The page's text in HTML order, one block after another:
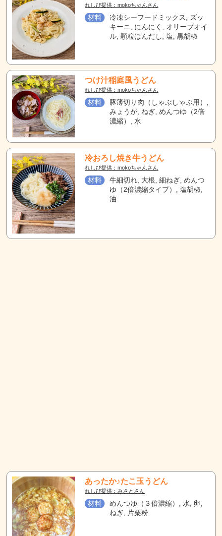
れしぴ提供：mokoちゃんさん
材料
冷凍シーフードミックス, ズッ
キーニ, にんにく, オリーブオイ
ル, 顆粒ほんだし, 塩, 黒胡椒
つけ汁稲庭風うどん
れしぴ提供：mokoちゃんさん
材料
豚薄切り肉（しゃぶしゃぶ用）,
みょうが, ねぎ, めんつゆ（2倍
濃縮）, 水
冷おろし焼き牛うどん
れしぴ提供：mokoちゃんさん
材料
牛細切れ, 大根, 細ねぎ, めんつ
ゆ（2倍濃縮タイプ）, 塩胡椒,
油
あったか♪たこ玉うどん
れしぴ提供：みさとさん
材料
めんつゆ（３倍濃縮）, 水, 卵,
ねぎ, 片栗粉